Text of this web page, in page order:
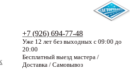
+7 (926) 694-77-48
Уже 12 лет без выходных с 09:00 до
20:00
Бесплатный выезд мастера /
Доставка / Самовывоз